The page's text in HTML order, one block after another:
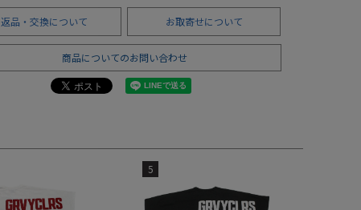
返品・交換について お取寄せについて
商品についてのお問い合わせ
5